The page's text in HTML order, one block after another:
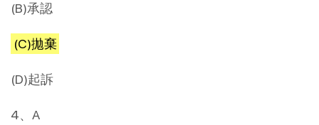
(B)承認
(C)拋棄
(D)起訴
4、A